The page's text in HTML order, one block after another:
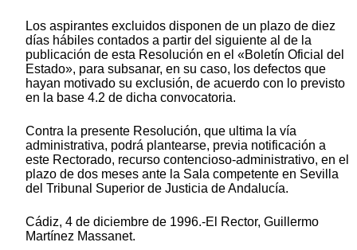
Los aspirantes excluidos disponen de un plazo de diez
días hábiles contados a partir del siguiente al de la
publicación de esta Resolución en el «Boletín Oficial del
Estado», para subsanar, en su caso, los defectos que
hayan motivado su exclusión, de acuerdo con lo previsto
en la base 4.2 de dicha convocatoria.
Contra la presente Resolución, que ultima la vía
administrativa, podrá plantearse, previa notificación a
este Rectorado, recurso contencioso-administrativo, en el
plazo de dos meses ante la Sala competente en Sevilla
del Tribunal Superior de Justicia de Andalucía.
Cádiz, 4 de diciembre de 1996.-El Rector, Guillermo
Martínez Massanet.